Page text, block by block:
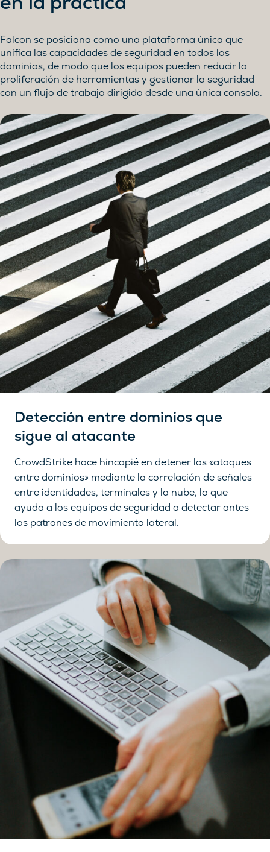
Falcon se posiciona como una plataforma única que
unifica las capacidades de seguridad en todos los
dominios, de modo que los equipos pueden reducir la
proliferación de herramientas y gestionar la seguridad
con un flujo de trabajo dirigido desde una única consola.
Detección entre dominios que
sigue al atacante
CrowdStrike hace hincapié en detener los «ataques
entre dominios» mediante la correlación de señales
entre identidades, terminales y la nube, lo que
ayuda a los equipos de seguridad a detectar antes
los patrones de movimiento lateral.